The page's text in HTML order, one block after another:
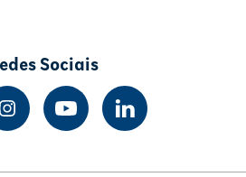
Sociais